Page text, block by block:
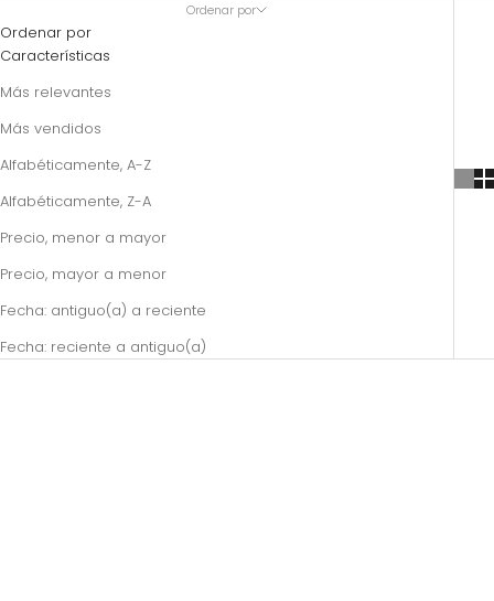
Ordenar por
Ordenar por
Características
Más relevantes
Más vendidos
Alfabéticamente, A-Z
Alfabéticamente, Z-A
Precio, menor a mayor
Precio, mayor a menor
Fecha: antiguo(a) a reciente
Fecha: reciente a antiguo(a)